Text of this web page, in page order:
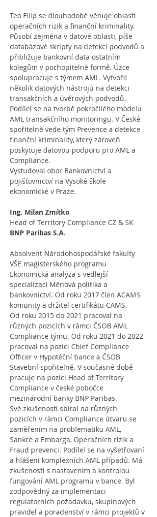
Teo Filip se dlouhodobě věnuje oblasti
operačních rizik a finanční kriminality.
Působí zejména v datové oblasti, píše
databázové skripty na detekci podvodů a
přibližuje bankovní data ostatním
kolegům v pochopitelné formě. Úzce
spolupracuje s týmem AML. Vytvořil
několik datových nástrojů na detekci
transakčních a úvěrových podvodů.
Podílel se na tvorbě pokročilého modelu
AML transakčního monitoringu. V České
spořitelně vede tým Prevence a detekce
finanční kriminality, který zároveň
poskytuje datovou podporu pro AML a
Compliance.
Vystudoval obor Bankovnictví a
pojišťovnictví na Vysoké škole
ekonomické v Praze.
Ing. Milan Zmítko
Head of Territory Compliance CZ & SK
BNP Paribas S.A.
Absolvent Národohospodářské fakulty
VŠE magisterského programu
Ekonomická analýza s vedlejší
specializaci Měnová politika a
bankovnictví. Od roku 2017 člen ACAMS
komunity a držitel certifikátu CAMS.
Od roku 2015 do 2021 pracoval na
různých pozicích v rámci ČSOB AML
Compliance týmu. Od roku 2021 do 2022
pracoval na pozici Chief Compliance
Officer v Hypotéční bance a ČSOB
Stavební spořitelně. V současné době
pracuje na pozici Head of Territory
Compliance v české pobočce
mezinárodní banky BNP Paribas.
Své zkušenosti sbíral na různých
pozicích v rámci Compliance útvaru se
zaměřením na problematiku AML,
Sankce a Embarga, Operačních rizik a
Fraud prevenci. Podílel se na vyšetřovaní
a hlášeni komplexních AML případů. Má
zkušenosti s nastavením a kontrolou
fungování AML programu v bance. Byl
zodpovědný za implementaci
regulatorních požadavku, skupinových
pravidel a poradenství v rámci projektů v